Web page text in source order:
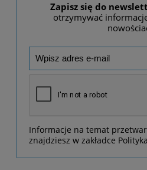
Zapisz się do
otrzymywać
Informacje na temat
znajdziesz w zakładce